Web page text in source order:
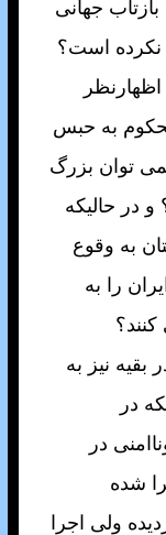
جهانی
نکرده است؟
به حبس
توان بزرگ
و در حاليکه
به وقوع
را به
بقيه نيز به
در
در
اجرا شده
ولی اجرا